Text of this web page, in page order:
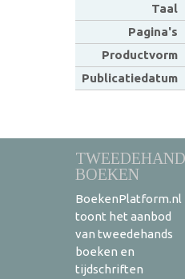
Taal
Pagina's
Productvorm
Publicatiedatum
BOEKEN
BoekenPlatform.nl
toont het aanbod
van tweedehands
boeken en
tijdschriften